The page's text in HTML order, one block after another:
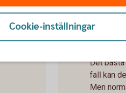
inom
ta ut
Det
fall kan
Men
Cookie-inställningar